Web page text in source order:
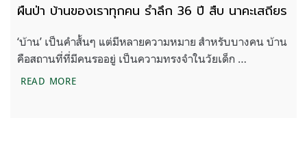
ผืนป่า บ้านของเราทุกคน รำลึก 36 ปี สืบ นาคะเสถียร
‘บ้าน’ เป็นคำสั้นๆ แต่มีหลายความหมาย สำหรับบางคน บ้าน
คือสถานที่ที่มีคนรออยู่ เป็นความทรงจำในวัยเด็ก …
READ MOREผืนป่า บ้านของเราทุกคน รำลึก 36 ปี สืบ นาคะเสถียร